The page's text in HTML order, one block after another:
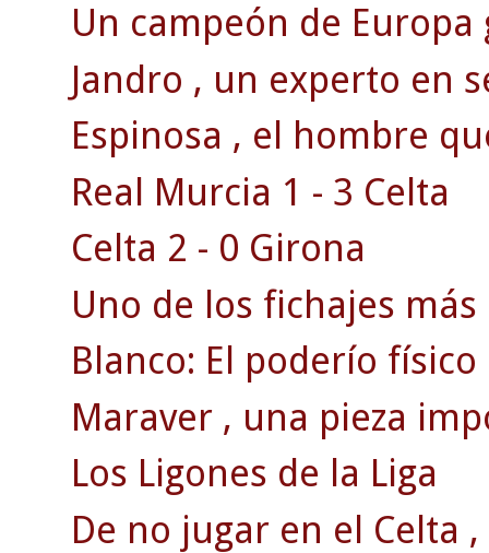
Un campeón de Europa
Jandro , un experto en
Espinosa , el hombre
Real Murcia 1 - 3 Celta
Celta 2 - 0 Girona
Uno de los fichajes
Blanco: El poderío
Maraver , una pieza
Los Ligones de la Liga
De no jugar en el Celta